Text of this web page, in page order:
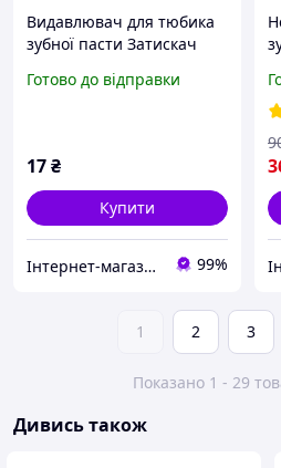
Видавлювач для тюбика
зубної пасти Затискач
тюбиків пластиковий
Готово до відправки
17₴
Купити
Інтернет-магазин "Вилка" 99%
1 2 3
Показано 1 - 29
Дивись також